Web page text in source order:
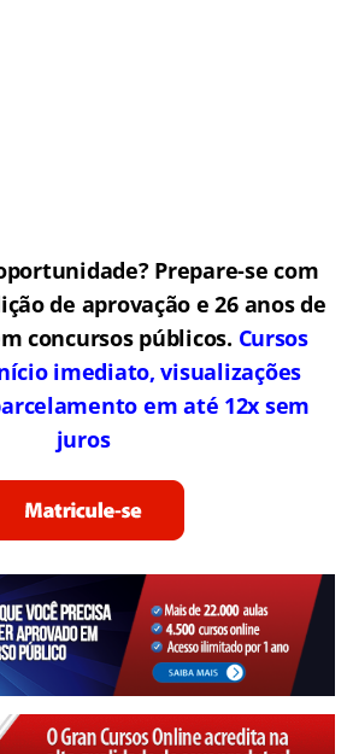
Prepare-se com
de aprovação e 26 anos de
concursos públicos. Cursos
imediato, visualizações
em até 12x sem
juros